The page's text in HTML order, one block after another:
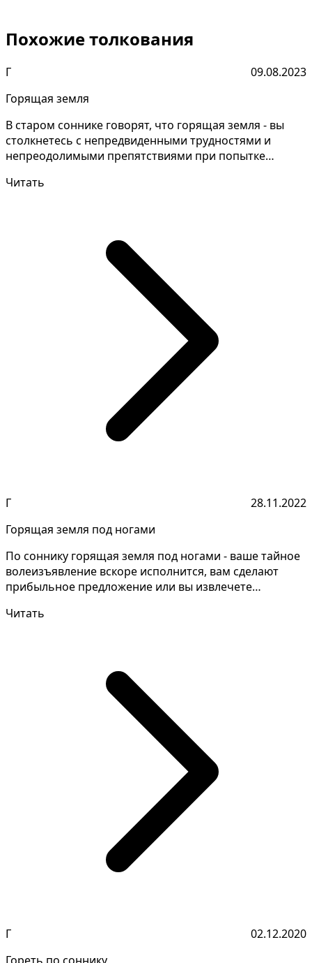
Похожие толкования
Г
09.08.2023
Горящая земля
В старом соннике говорят, что горящая земля - вы
столкнетесь с непредвиденными трудностями и
непреодолимыми препятствиями при попытке
Читать
Г
28.11.2022
Горящая земля под ногами
По соннику горящая земля под ногами - ваше тайное
волеизъявление вскоре исполнится, вам сделают
прибыльное предложение или вы извлечете
Читать
Г
02.12.2020